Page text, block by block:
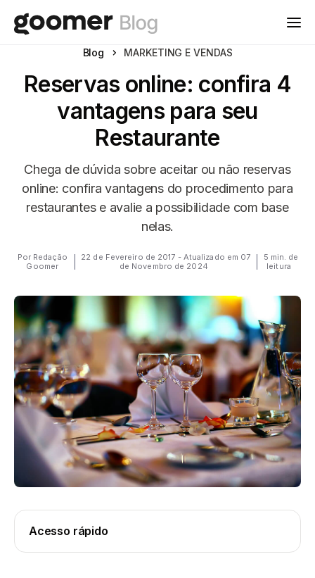
Blog MARKETING E VENDAS
Reservas online: confira 4
vantagens para seu
Restaurante
Chega de dúvida sobre aceitar ou não reservas
online: confira vantagens do procedimento para
restaurantes e avalie a possibilidade com base
nelas.
Por Redação
Goomer
22 de Fevereiro de 2017 - Atualizado em 07
de Novembro de 2024
5 min. de
leitura
Acesso rápido